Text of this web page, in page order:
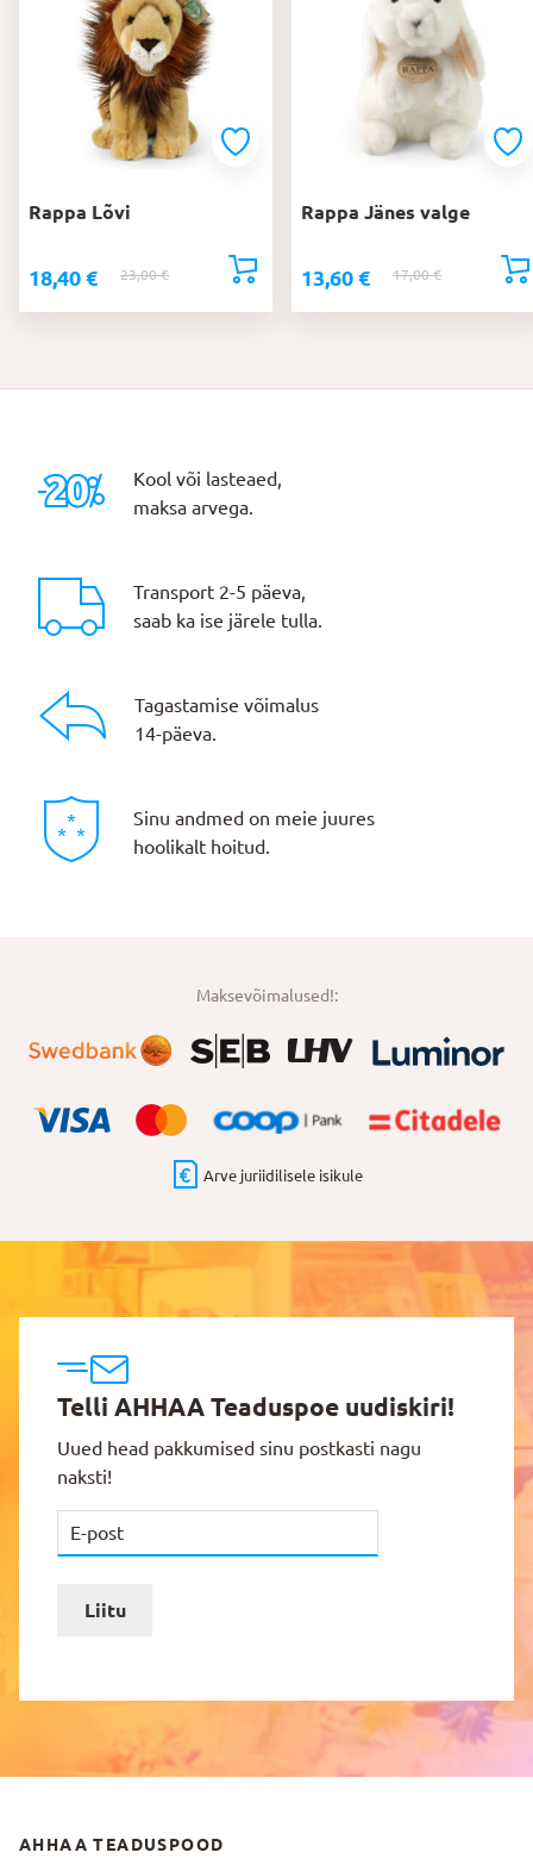
Rappa Lõvi
23,00€Algne
18,40 €
Praegune
Rappa Jänes valge
17,00€Algne
13,60 €
Praegune
Kool või lasteaed,
maksa arvega.
Transport 2-5 päeva,
saab ka ise järele tulla.
Tagastamise võimalus
14-päeva.
Sinu andmed on meie juures
hoolikalt hoitud.
Maksevõimalused!:
Arve juriidilisele isikule
Telli AHHAA Teaduspoe uudiskiri!
Uued head pakkumised sinu postkasti nagu
naksti!
Liitu
AHHAA TEADUSPOOD